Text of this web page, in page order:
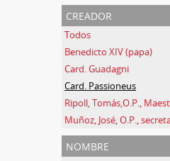
creador
Todos
Benedicto XIV (papa)
Card. Guadagni
Card. Passioneus
nombre